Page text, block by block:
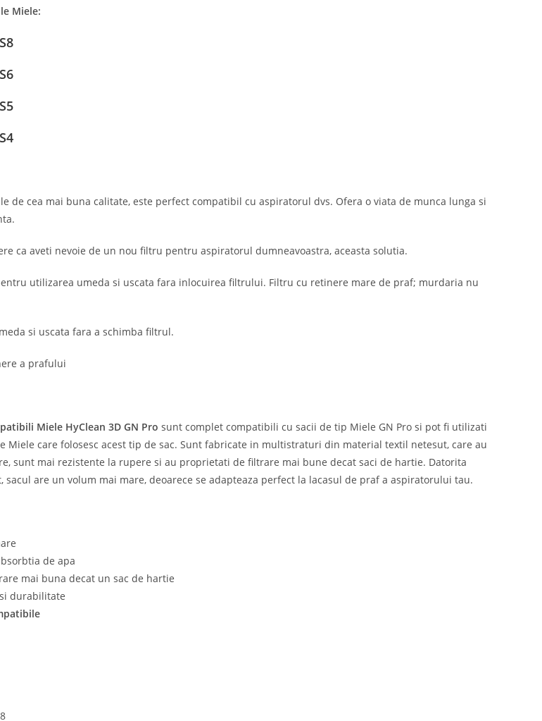
Miele:
de cea mai buna calitate, este perfect compatibil cu aspiratorul dvs. Ofera o viata de munca lunga si
ca aveti nevoie de un nou filtru pentru aspiratorul dumneavoastra, aceasta solutia.
utilizarea umeda si uscata fara inlocuirea filtrului. Filtru cu retinere mare de praf; murdaria nu
si uscata fara a schimba filtrul.
a prafului
Miele HyClean 3D GN Pro sunt complet compatibili cu sacii de tip Miele GN Pro si pot fi utilizati
Miele care folosesc acest tip de sac. Sunt fabricate in multistraturi din material textil netesut, care au
sunt mai rezistente la rupere si au proprietati de filtrare mai bune decat saci de hartie. Datorita
sacul are un volum mai mare, deoarece se adapteaza perfect la lacasul de praf a aspiratorului tau.
de apa
mai buna decat un sac de hartie
durabilitate